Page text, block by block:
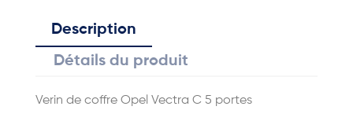
Description
Détails du produit
Verin de coffre Opel Vectra C 5 portes